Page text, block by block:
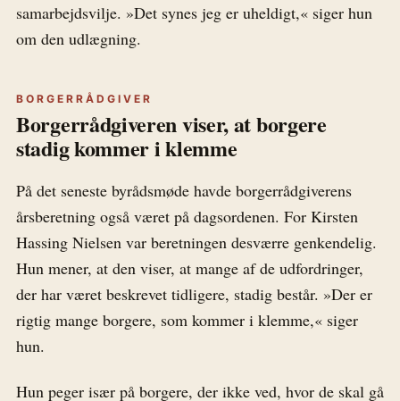
samarbejdsvilje. »Det synes jeg er uheldigt,« siger hun
om den udlægning.
BORGERRÅDGIVER
Borgerrådgiveren viser, at borgere
stadig kommer i klemme
På det seneste byrådsmøde havde borgerrådgiverens
årsberetning også været på dagsordenen. For Kirsten
Hassing Nielsen var beretningen desværre genkendelig.
Hun mener, at den viser, at mange af de udfordringer,
der har været beskrevet tidligere, stadig består. »Der er
rigtig mange borgere, som kommer i klemme,« siger
hun.
Hun peger især på borgere, der ikke ved, hvor de skal gå